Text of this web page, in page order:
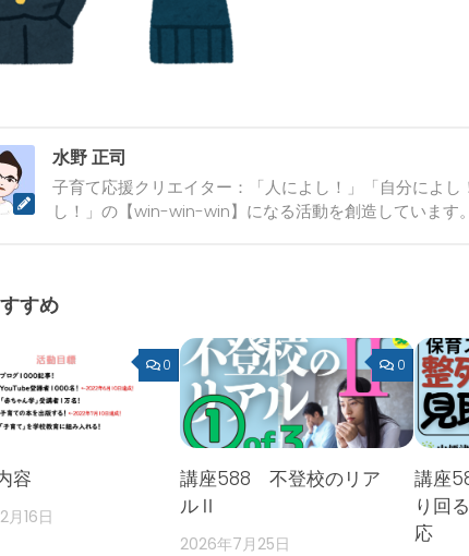
水野 正司
子育て応援クリエイター：「人によし！」「自分によし
し！」の【win-win-win】になる活動を創造しています。
すめ
0
容
月16日
0
講座588 不登校のリア
ルⅡ
2026年7月25日
講座
り回
応